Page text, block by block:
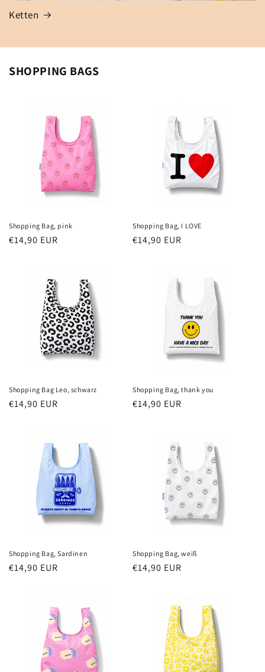
Ketten
SHOPPING BAGS
Shopping Bag, pink
Normaler
€14,90 EUR
Shopping Bag, I LOVE
Normaler
€14,90 EUR
Shopping Bag Leo, schwarz
Normaler
€14,90 EUR
Shopping Bag, thank you
Normaler
€14,90 EUR
Shopping Bag, Sardinen
Normaler
€14,90 EUR
Shopping Bag, weiß
Normaler
€14,90 EUR